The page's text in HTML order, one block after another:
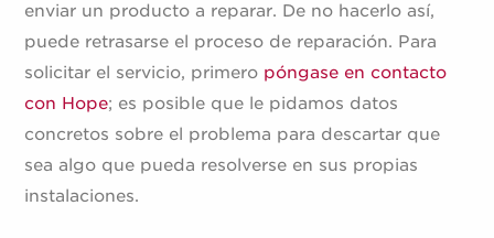
enviar un producto a reparar. De no hacerlo así,
puede retrasarse el proceso de reparación. Para
solicitar el servicio, primero póngase en contacto
con Hope; es posible que le pidamos datos
concretos sobre el problema para descartar que
sea algo que pueda resolverse en sus propias
instalaciones.